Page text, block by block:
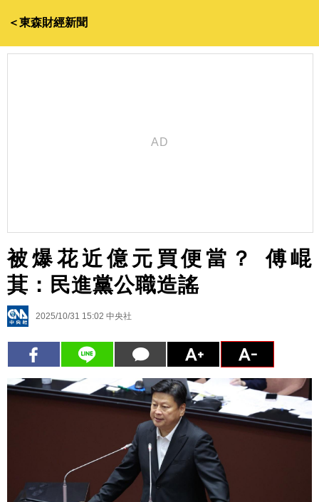
＜東森財經新聞
被爆花近億元買便當？ 傅崐
萁：民進黨公職造謠
2025/10/31 15:02 中央社